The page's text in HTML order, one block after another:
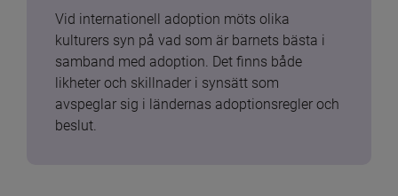
Vid internationell adoption möts olika
kulturers syn på vad som är barnets bästa i
samband med adoption. Det finns både
likheter och skillnader i synsätt som
avspeglar sig i ländernas adoptionsregler och
beslut.